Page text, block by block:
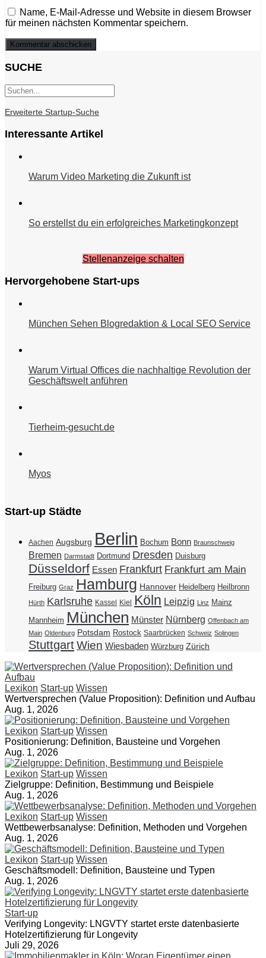
Name, E-Mail-Adresse und Website in diesem Browser
für meinen nächsten Kommentar speichern.
SUCHE
Erweiterte Startup-Suche
Interessante Artikel
Warum Video Marketing die Zukunft ist
So erstellst du ein erfolgreiches Marketingkonzept
Stellenanzeige schalten
Hervorgehobene Start-ups
München Sehen Blogredaktion & Local SEO Service
Warum Virtual Offices die nachhaltige Revolution der
Geschäftswelt anführen
Tierheim-gesucht.de
Myos
Start-up Städte
Aachen Augsburg Berlin Bochum Bonn Braunschweig
Bremen Darmstadt Dortmund Dresden Duisburg
Düsseldorf Essen Frankfurt Frankfurt am Main
Freiburg Graz Hamburg Hannover Heidelberg Heilbronn
Hürth Karlsruhe Kassel Kiel Köln Leipzig Linz Mainz
Mannheim München Münster Nürnberg Offenbach am
Main Oldenburg Potsdam Rostock Saarbrücken Schweiz Solingen
StuttgartWien Wiesbaden Würzburg Zürich
Lexikon Start-up Wissen
Wertversprechen (Value Proposition): Definition und Aufbau
Aug. 1, 2026
Lexikon Start-up Wissen
Positionierung: Definition, Bausteine und Vorgehen
Aug. 1, 2026
Lexikon Start-up Wissen
Zielgruppe: Definition, Bestimmung und Beispiele
Aug. 1, 2026
Lexikon Start-up Wissen
Wettbewerbsanalyse: Definition, Methoden und Vorgehen
Aug. 1, 2026
Lexikon Start-up Wissen
Geschäftsmodell: Definition, Bausteine und Typen
Aug. 1, 2026
Start-up
Verifying Longevity: LNGVTY startet erste datenbasierte
Hotelzertifizierung für Longevity
Juli 29, 2026